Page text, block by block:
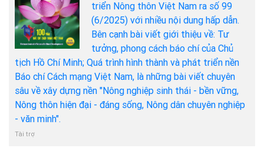
triển Nông thôn Việt Nam ra số 99
(6/2025) với nhiều nội dung hấp dẫn.
Bên cạnh bài viết giới thiệu về: Tư
tưởng, phong cách báo chí của Chủ
tịch Hồ Chí Minh; Quá trình hình thành và phát triển nền
Báo chí Cách mạng Việt Nam, là những bài viết chuyên
sâu về xây dựng nền "Nông nghiệp sinh thái - bền vững,
Nông thôn hiện đại - đáng sống, Nông dân chuyên nghiệp
- văn minh".
Tài trợ